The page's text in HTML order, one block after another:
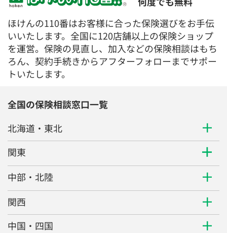
ほけんの110番はお客様に合った保険選びをお手伝
いいたします。全国に120店舗以上の保険ショップ
を運営。保険の見直し、加入などの保険相談はもち
ろん、契約手続きからアフターフォローまでサポー
トいたします。
全国の保険相談窓口一覧
北海道・東北
関東
中部・北陸
関西
中国・四国